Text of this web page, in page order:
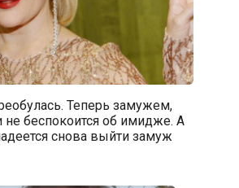
Теперь замужем,
не беспокоится об имидже. А
снова выйти замуж